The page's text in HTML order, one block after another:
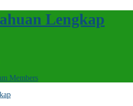
Lengkap
Members